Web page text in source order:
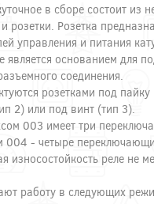
в сборе состоит из
розетки. Розетка
управления и питания
является основанием для
соединения.
розетками под
2) или под винт (тип 3).
003 имеет три
004 - четыре
износостойкость реле не
работу в следующих